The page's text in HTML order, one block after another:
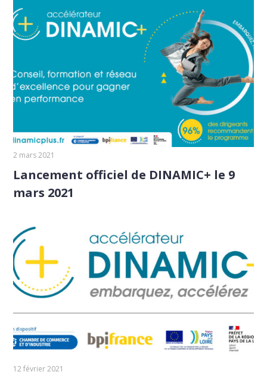
2 mars 2021
Lancement officiel de DINAMIC+ le 9
mars 2021
12 février 2021